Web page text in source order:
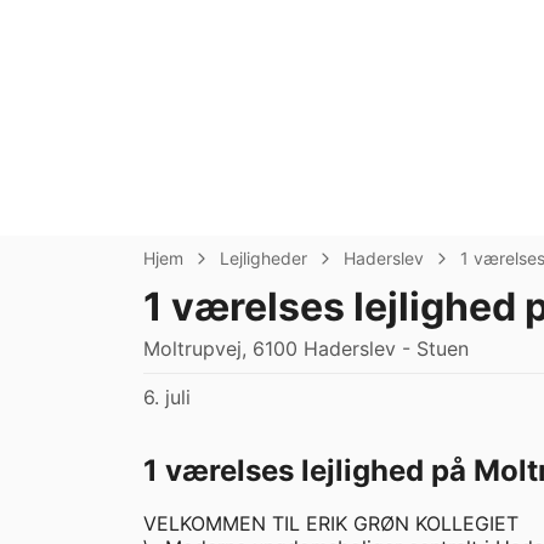
Hjem Lejligheder Haderslev 1 værelses
1 værelses lejlighed
Moltrupvej, 6100 Haderslev - Stuen
6. juli
1 værelses lejlighed på
VELKOMMEN TIL ERIK GRØN KOLLEGIET